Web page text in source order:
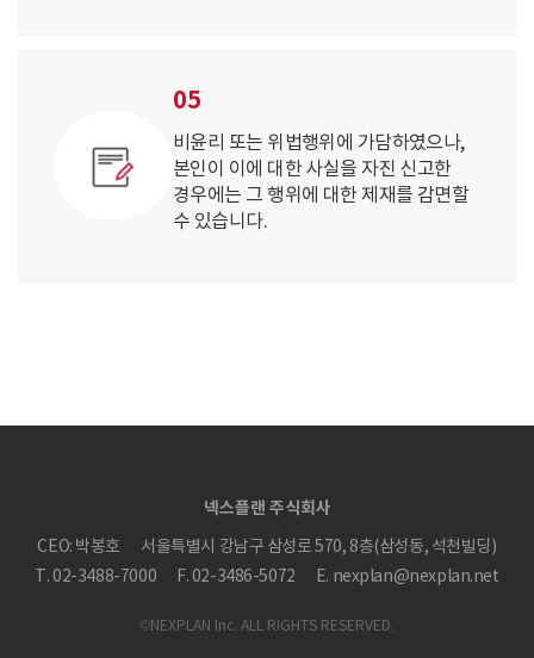
05
비윤리 또는 위법행위에 가담하였으나,
본인이 이에 대한 사실을 자진 신고한
경우에는 그 행위에 대한 제재를 감면할
수 있습니다.
넥스플랜 주식회사
CEO: 박봉호
서울특별시 강남구 삼성로 570, 8층(삼성동, 석천빌딩)
T. 02-3488-7000
F. 02-3486-5072 E. nexplan@nexplan.net
©NEXPLAN Inc. ALL RIGHTS RESERVED.